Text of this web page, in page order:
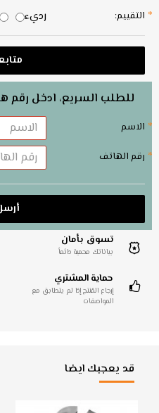
التقييم: رديء
للطلب السريع، ادخل رقم
الاسم
رقم الهاتف
تسوق بأمان
بياناتك محمية دائماً
حماية المشتري
إرجاع المُنتج إذا لم يتطابق مع
المواصفات
قد يعجبك ايضا